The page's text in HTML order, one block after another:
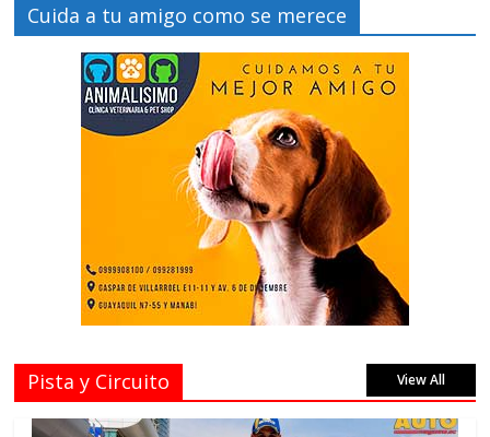
Cuida a tu amigo como se merece
Pista y Circuito View All